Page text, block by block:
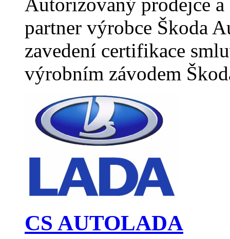
partner výrobce Škoda
zavedení certifikace
výrobním závodem
CS AUTOLADA